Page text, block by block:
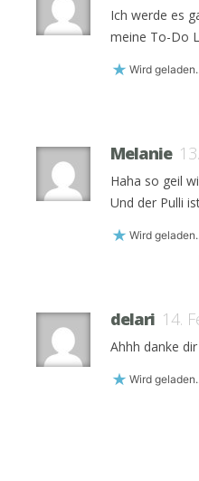
Ich werde es
meine To-Do
Wird
Melanie
Haha so geil
Und der Pulli
Wird
delari 14.
Ahhh danke
Wird